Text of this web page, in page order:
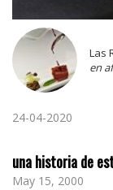
Las
en
24-04-2020
una historia de
May 15, 2000